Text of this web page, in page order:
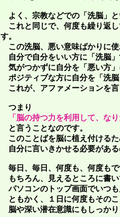
よく、宗教などでの「洗脳」
これと同じで、何度も繰り返
す。
この洗脳、悪い意味ばかりに
自分で自分をいい方に「洗脳
気がつかずに自分を「悪い方
ポジティブな方に自分を「洗
これが、アファメーションを
つまり
「脳の持つ力を利用して、な
と言うことなのです。
このことばを脳に植え付ける
自分に言いきかせる必要があ
毎日、毎日、何度も、何度も
もちろん、見えるところに書
パソコンのトップ画面でいつ
ともかく、１日に何度もその
脳や深い潜在意識にもしっか